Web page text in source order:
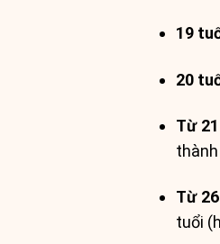
19
20
Từ
Từ
tuổi